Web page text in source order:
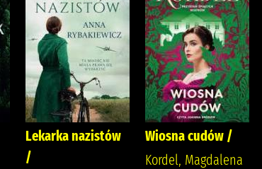
Lekarka nazistów
/
Wiosna cudów /
Kordel, Magdalena